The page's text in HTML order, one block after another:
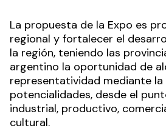
La propuesta de la Expo es
regional y fortalecer el
la región, teniendo las
argentino la oportunidad de
representatividad mediante la
potencialidades, desde el
industrial, productivo,
cultural.